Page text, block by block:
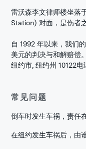
雷沃森李文律师楼坐落
Station) 对面，是伤者
自 1992 年以来，我们
美元的判决与和解赔偿。
纽约市, 纽约州 10122电
常见问题
倒车时发生车祸，责任
在纽约发生车祸后，由